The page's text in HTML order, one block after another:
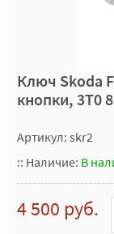
Ключ Skoda
кнопки, 3T0
Артикул: skr2
:: Наличие: В
4 500 руб.